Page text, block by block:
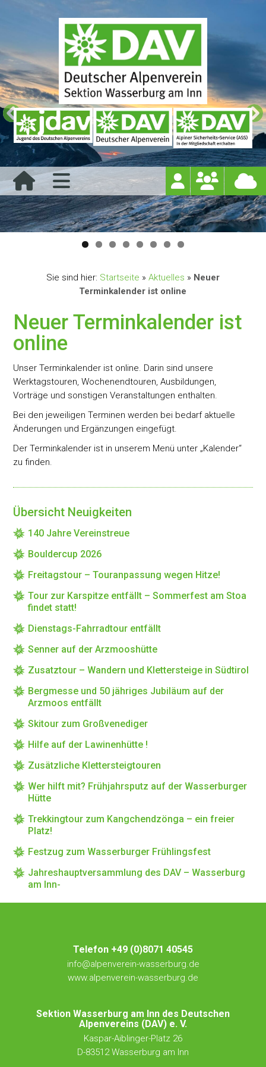
Sie sind hier: Startseite » Aktuelles » Neuer
Terminkalender ist online
Neuer Terminkalender ist
online
Unser Terminkalender ist online. Darin sind unsere
Werktagstouren, Wochenendtouren, Ausbildungen,
Vorträge und sonstigen Veranstaltungen enthalten.
Bei den jeweiligen Terminen werden bei bedarf aktuelle
Änderungen und Ergänzungen eingefügt.
Der Terminkalender ist in unserem Menü unter „Kalender“
zu finden.
Übersicht Neuigkeiten
140 Jahre Vereinstreue
Bouldercup 2026
Freitagstour – Touranpassung wegen Hitze!
Tour zur Karspitze entfällt – Sommerfest am Stoa
findet statt!
Dienstags-Fahrradtour entfällt
Senner auf der Arzmooshütte
Zusatztour – Wandern und Klettersteige in Südtirol
Bergmesse und 50 jähriges Jubiläum auf der
Arzmoos entfällt
Skitour zum Großvenediger
Hilfe auf der Lawinenhütte !
Zusätzliche Klettersteigtouren
Wer hilft mit? Frühjahrsputz auf der Wasserburger
Hütte
Trekkingtour zum Kangchendzönga – ein freier
Platz!
Festzug zum Wasserburger Frühlingsfest
Jahreshauptversammlung des DAV – Wasserburg
am Inn-
Telefon +49 (0)8071 40545
info@alpenverein-wasserburg.de
www.alpenverein-wasserburg.de
Sektion Wasserburg am Inn des Deutschen
Alpenvereins (DAV) e. V.
Kaspar-Aiblinger-Platz 26
D-83512 Wasserburg am Inn